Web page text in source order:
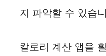
지 파악할 수 있습
칼로리 계산 앱을